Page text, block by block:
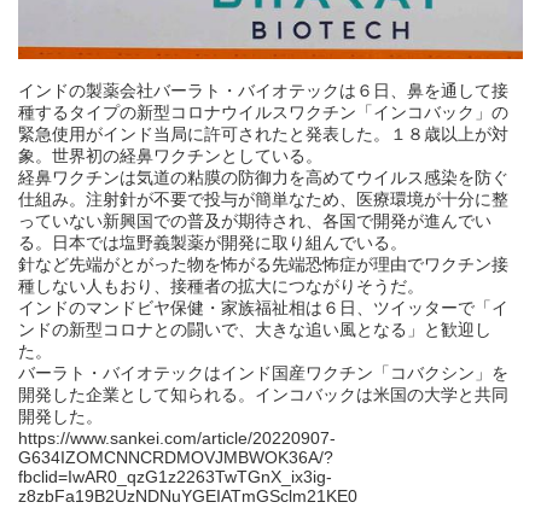
インドの製薬会社バーラト・バイオテックは６日、鼻を通して接
種するタイプの新型コロナウイルスワクチン「インコバック」の
緊急使用がインド当局に許可されたと発表した。１８歳以上が対
象。世界初の経鼻ワクチンとしている。
経鼻ワクチンは気道の粘膜の防御力を高めてウイルス感染を防ぐ
仕組み。注射針が不要で投与が簡単なため、医療環境が十分に整
っていない新興国での普及が期待され、各国で開発が進んでい
る。日本では塩野義製薬が開発に取り組んでいる。
針など先端がとがった物を怖がる先端恐怖症が理由でワクチン接
種しない人もおり、接種者の拡大につながりそうだ。
インドのマンドビヤ保健・家族福祉相は６日、ツイッターで「イ
ンドの新型コロナとの闘いで、大きな追い風となる」と歓迎し
た。
バーラト・バイオテックはインド国産ワクチン「コバクシン」を
開発した企業として知られる。インコバックは米国の大学と共同
開発した。
https://www.sankei.com/article/20220907-
G634IZOMCNNCRDMOVJMBWOK36A/?
fbclid=IwAR0_qzG1z2263TwTGnX_ix3ig-
z8zbFa19B2UzNDNuYGEIATmGSclm21KE0